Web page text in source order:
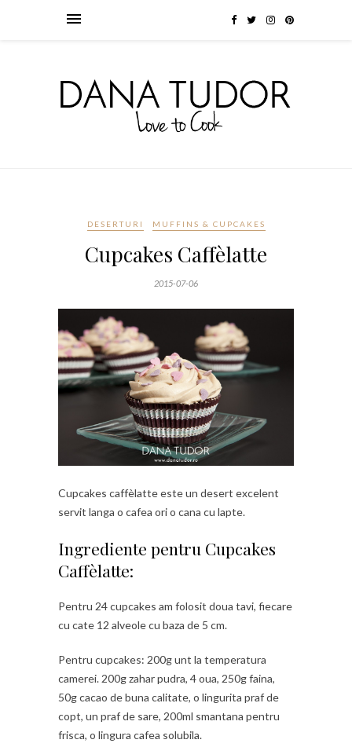
DESERTURI MUFFINS & CUPCAKES
Cupcakes Caffèlatte
2015-07-06
Cupcakes caffèlatte este un desert excelent
servit langa o cafea ori o cana cu lapte.
Ingrediente pentru Cupcakes
Caffèlatte:
Pentru 24 cupcakes am folosit doua tavi, fiecare
cu cate 12 alveole cu baza de 5 cm.
Pentru cupcakes: 200g unt la temperatura
camerei. 200g zahar pudra, 4 oua, 250g faina,
50g cacao de buna calitate, o lingurita praf de
copt, un praf de sare, 200ml smantana pentru
frisca, o lingura cafea solubila.